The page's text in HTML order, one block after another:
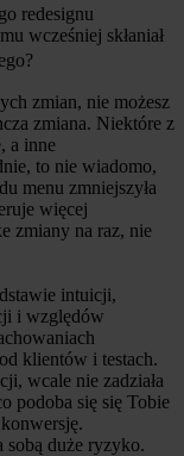
redesignu
wcześniej skłaniał
zmian, nie możesz
zmiana. Niektóre z
a inne
to nie wiadomo,
menu zmniejszyła
więcej
zmiany na raz, nie
intuicji,
i względów
klientów i testach.
wcale nie zadziała
podoba się się Tobie
sobą duże ryzyko.